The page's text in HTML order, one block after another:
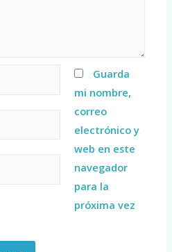
Guarda
mi nombre,
correo
electrónico y
web en este
navegador
para la
próxima vez